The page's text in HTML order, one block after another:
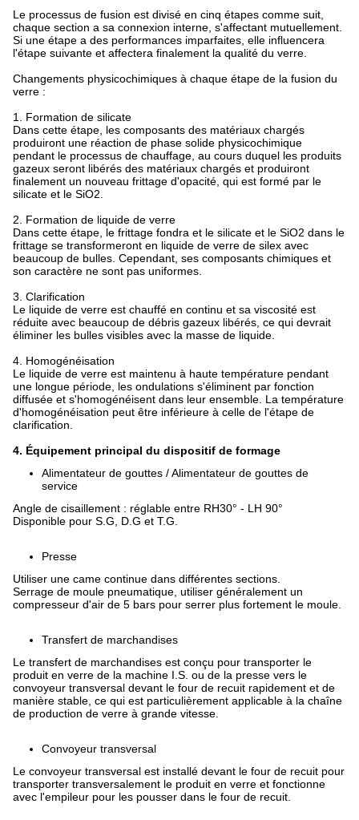
Le processus de fusion est divisé en cinq étapes comme suit,
chaque section a sa connexion interne, s'affectant mutuellement.
Si une étape a des performances imparfaites, elle influencera
l'étape suivante et affectera finalement la qualité du verre.
Changements physicochimiques à chaque étape de la fusion du
verre :
1.
Formation de silicate
Dans cette étape, les composants des matériaux chargés
produiront une réaction de phase solide physicochimique
pendant le processus de chauffage, au cours duquel les produits
gazeux seront libérés des matériaux chargés et produiront
finalement un nouveau frittage d'opacité, qui est formé par le
silicate et le SiO2.
2.
Formation de liquide de verre
Dans cette étape, le frittage fondra et le silicate et le SiO2 dans le
frittage se transformeront en liquide de verre de silex avec
beaucoup de bulles. Cependant, ses composants chimiques et
son caractère ne sont pas uniformes.
3. Clarification
Le liquide de verre est chauffé en continu et sa viscosité est
réduite avec beaucoup de débris gazeux libérés, ce qui devrait
éliminer les bulles visibles avec la masse de liquide.
4. Homogénéisation
Le liquide de verre est maintenu à haute température pendant
une longue période, les ondulations s'éliminent par fonction
diffusée et s'homogénéisent dans leur ensemble. La température
d'homogénéisation peut être inférieure à celle de l'étape de
clarification.
4. Équipement principal du dispositif de formage
Alimentateur de gouttes / Alimentateur de gouttes de
service
Angle de cisaillement : réglable entre RH30° - LH 90°
Disponible pour S.G, D.G et T.G.
Presse
Utiliser une came continue dans différentes sections.
Serrage de moule pneumatique, utiliser généralement un
compresseur d'air de 5 bars pour serrer plus fortement le moule.
Transfert de marchandises
Le transfert de marchandises est conçu pour transporter le
produit en verre de la machine I.S. ou de la presse vers le
convoyeur transversal devant le four de recuit rapidement et de
manière stable, ce qui est particulièrement applicable à la chaîne
de production de verre à grande vitesse.
Convoyeur transversal
Le convoyeur transversal est installé devant le four de recuit pour
transporter transversalement le produit en verre et fonctionne
avec l'empileur pour les pousser dans le four de recuit.